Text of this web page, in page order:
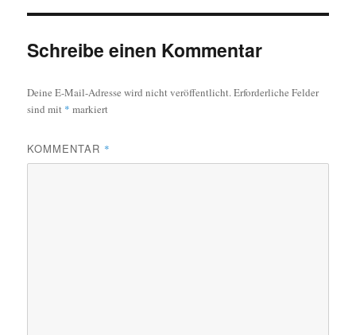
Schreibe einen Kommentar
Deine E-Mail-Adresse wird nicht veröffentlicht.Erforderliche Felder
sind mit * markiert
KOMMENTAR *